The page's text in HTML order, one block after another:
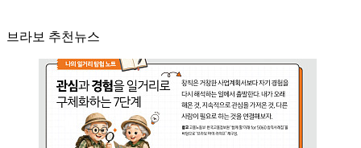
브라보 추천뉴스